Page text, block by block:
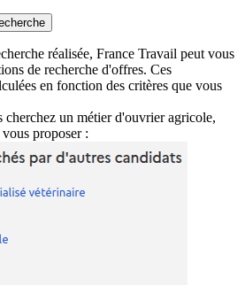
réalisée, France Travail peut vous
de recherche d'offres. Ces
en fonction des critères que vous
cherchez un métier d'ouvrier agricole,
proposer :